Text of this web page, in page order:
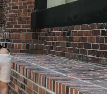
COMMUNITY
ALL
익스클루시브
아우터